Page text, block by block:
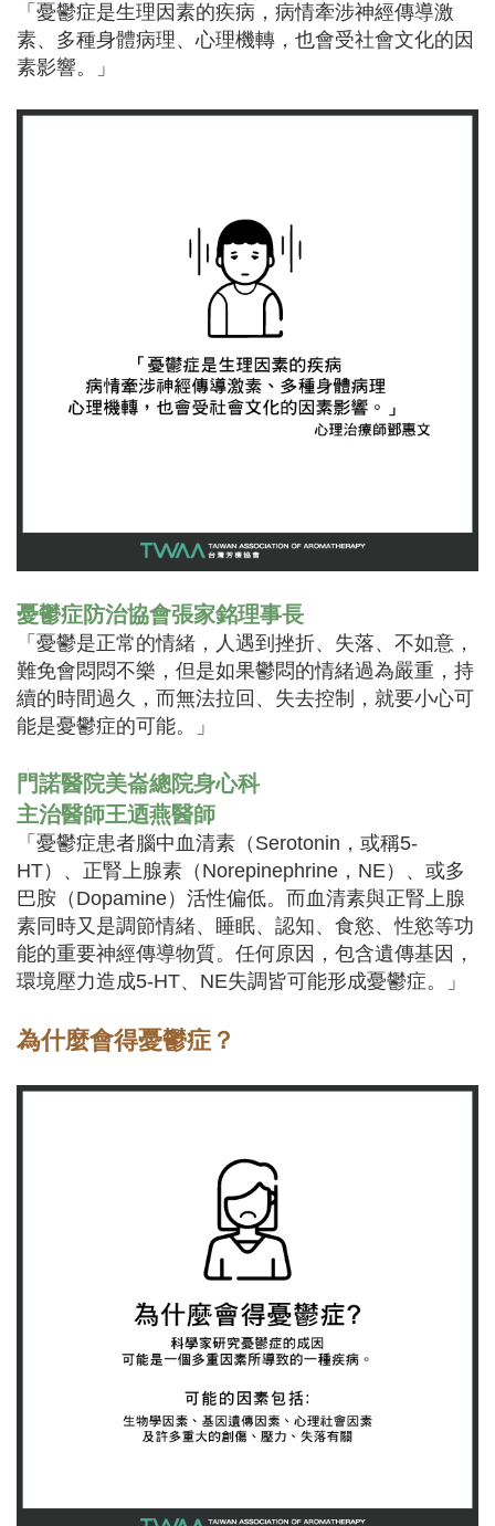
「憂鬱症是生理因素的疾病，病情牽涉神經傳導激
素、多種身體病理、心理機轉，也會受社會文化的因
素影響。」
憂鬱症防治協會張家銘理事長
「憂鬱是正常的情緒，人遇到挫折、失落、不如意，
難免會悶悶不樂，但是如果鬱悶的情緒過為嚴重，持
續的時間過久，而無法拉回、失去控制，就要小心可
能是憂鬱症的可能。」
門諾醫院美崙總院身心科
主治醫師王迺燕醫師
「憂鬱症患者腦中血清素（Serotonin，或稱5-
HT）、正腎上腺素（Norepinephrine，NE）、或多
巴胺（Dopamine）活性偏低。而血清素與正腎上腺
素同時又是調節情緒、睡眠、認知、食慾、性慾等功
能的重要神經傳導物質。任何原因，包含遺傳基因，
環境壓力造成5-HT、NE失調皆可能形成憂鬱症。」
為什麼會得憂鬱症？